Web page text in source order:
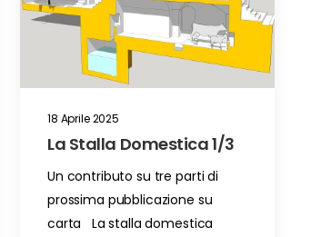
18 Aprile 2025
La Stalla Domestica 1/3
Un contributo su tre parti di
prossima pubblicazione su
carta La stalla domestica